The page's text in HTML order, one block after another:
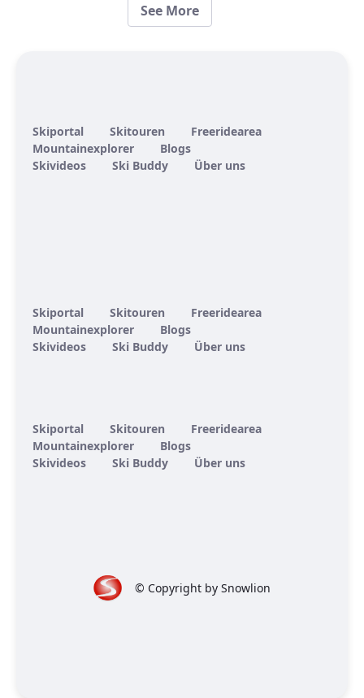
See More
Skiportal Skitouren
Freeridearea
Mountainexplorer
Blogs
Skivideos
Ski Buddy Über uns
Skiportal Skitouren
Freeridearea
Mountainexplorer
Blogs
Skivideos
Ski Buddy Über uns
Skiportal Skitouren
Freeridearea
Mountainexplorer
Blogs
Skivideos
Ski Buddy Über uns
© Copyright by Snowlion